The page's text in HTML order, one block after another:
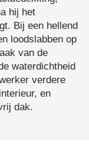
hij het
Bij een hellend
loodslabben op
van de
waterdichtheid
verdere
en
dak.